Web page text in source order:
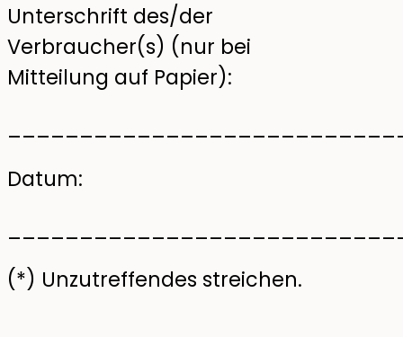
Unterschrift des/der
Verbraucher(s) (nur bei
Mitteilung auf Papier):
Datum:
(*) Unzutreffendes streichen.